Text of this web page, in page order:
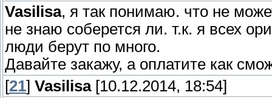
Vasilisa, я так понимаю. что не
не знаю соберется ли. т.к. я всех
люди берут по много.
Давайте закажу, а оплатите как
[21] Vasilisa[10.12.2014, 18:54]